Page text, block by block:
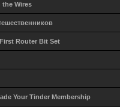
the Wires
Router Bit Set
Your Tinder Membership